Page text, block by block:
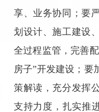
享、业务协同；要
划设计、施工建设
全过程监管，完善
房子”开发建设；要
策解读，充分发挥
支持力度，扎实推